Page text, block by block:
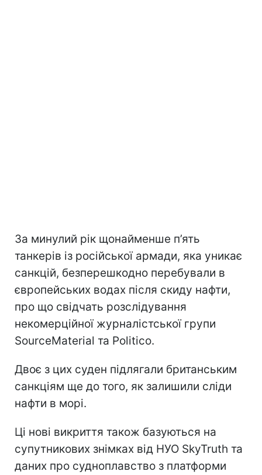
За минулий рік щонайменше п’ять
танкерів із російської армади, яка уникає
санкцій, безперешкодно перебували в
європейських водах після скиду нафти,
про що свідчать розслідування
некомерційної журналістської групи
SourceMaterial та Politico.
Двоє з цих суден підлягали британським
санкціям ще до того, як залишили сліди
нафти в морі.
Ці нові викриття також базуються на
супутникових знімках від НУО SkyTruth та
даних про судноплавство з платформи